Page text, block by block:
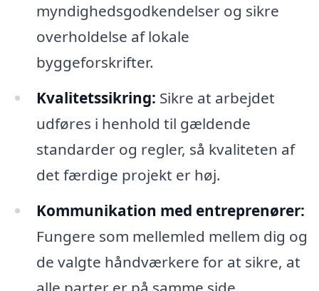
myndighedsgodkendelser og sikre
overholdelse af lokale
byggeforskrifter.
Kvalitetssikring: Sikre at arbejdet
udføres i henhold til gældende
standarder og regler, så kvaliteten af
det færdige projekt er høj.
Kommunikation med entreprenører:
Fungere som mellemled mellem dig og
de valgte håndværkere for at sikre, at